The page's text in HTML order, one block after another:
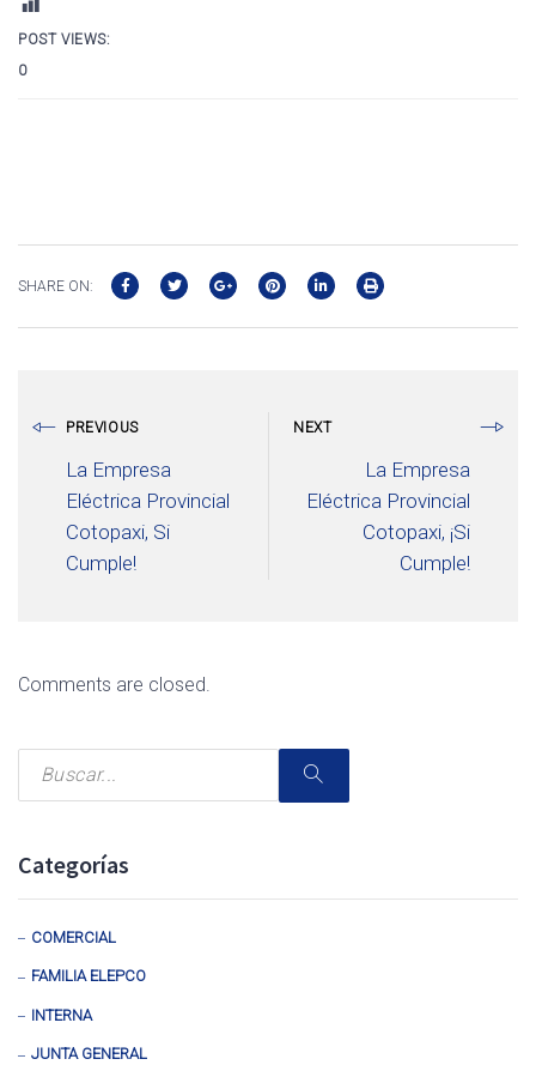
POST VIEWS:
0
SHARE ON:
PREVIOUS
La Empresa
Eléctrica Provincial
Cotopaxi, Si
Cumple!
NEXT
La Empresa
Eléctrica Provincial
Cotopaxi, ¡Si
Cumple!
Comments are closed.
Categorías
COMERCIAL
FAMILIA ELEPCO
INTERNA
JUNTA GENERAL